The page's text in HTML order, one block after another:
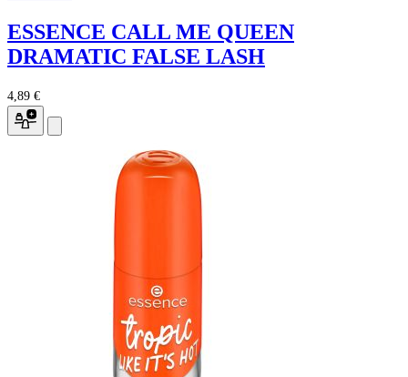
ESSENCE CALL ME QUEEN
DRAMATIC FALSE LASH
4,89 €